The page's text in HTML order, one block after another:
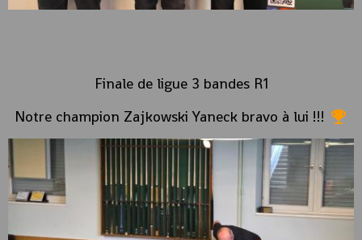
Finale de ligue 3 bandes R1
Notre champion Zajkowski Yaneck bravo à lui !!!